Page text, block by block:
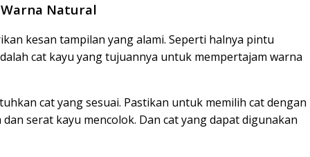
Natural
kesan tampilan yang alami. Seperti halnya pintu
cat kayu yang tujuannya untuk mempertajam warna
cat yang sesuai. Pastikan untuk memilih cat dengan
serat kayu mencolok. Dan cat yang dapat digunakan